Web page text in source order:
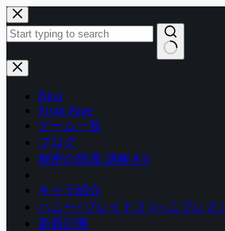
コ
ン
テ
ン
ツ
結
Blog
Front Page
ゲーム一覧
ブログ
秘密の部屋 謎解き0
キャラ紹介
ハニー×ブレイド２ (ハニブレ２）
新着記事